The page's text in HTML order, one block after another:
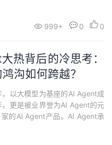
软件供应链已成为网络安全攻
，供应链安全漏洞已成全球威
999+ 0 0
热背后的冷思考：
沟如何跨越？
以大模型为基座的AI Agent成
更是被业界誉为AI Agent的元
的AI Agent产品。AI Agent承
类工具，最终高效完成任务闭